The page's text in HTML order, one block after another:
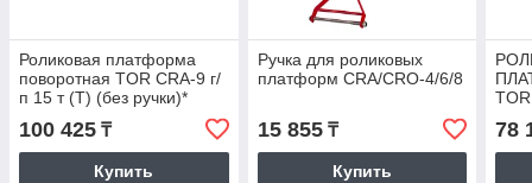
Роликовая платформа
поворотная TOR CRA-9 г/
п 15 т (T) (без ручки)*
100 425 ₸
Купить
Ручка для роликовых
платформ CRA/CRO-4/6/8
15 855₸
Купить
78